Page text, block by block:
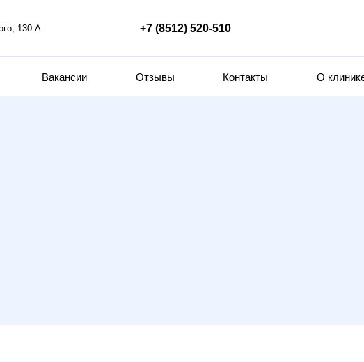
130 А +7 (8512) 520-510
Вакансии Отзывы Контакты О